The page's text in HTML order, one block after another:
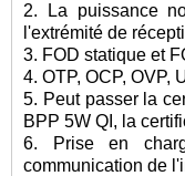
2. La puissance
l'extrémité de
3. FOD statique et
4. OTP, OCP, OVP,
5. Peut passer la
BPP 5W QI, la
6. Prise en
communication de